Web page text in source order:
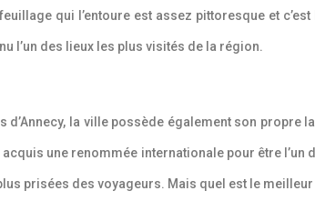
qui l’entoure est assez pittoresque et
l’un des lieux les plus visités de la région.
la ville possède également son propre
une renommée internationale pour être
prisées des voyageurs. Mais quel est le